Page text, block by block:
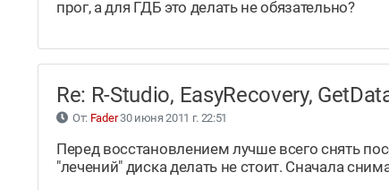
прог, а для ГДБ это делать не обязательно?
Re: R-Studio, EasyRecovery,
От: Fader30 июня 2011 г. 22:51
Перед восстановлением лучше всего снять
"лечений" диска делать не стоит. Сначала